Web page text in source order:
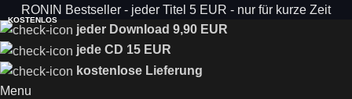
RONIN Bestseller - jeder Titel 5 EUR - nur für kurze Zeit
jeder Download 9,90 EUR
jede CD 15 EUR
kostenlose Lieferung
Menu
KOSTENLOS